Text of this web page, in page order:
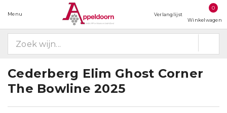
Menu Verlanglijst
0
Winkelwagen
Cederberg Elim Ghost Corner
The Bowline 2025